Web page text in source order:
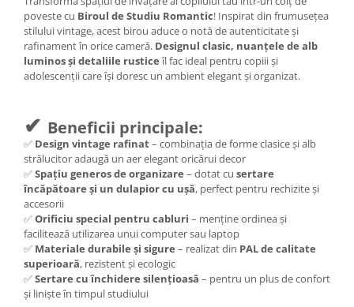
poveste cu Biroul de Studiu Romantic! Inspirat din frumusețea
stilului vintage, acest birou aduce o notă de autenticitate și
rafinament în orice cameră. Designul clasic, nuanțele de alb
luminos și detaliile rusticeîl fac ideal pentru copiii și
adolescenții care își doresc un ambient elegant și organizat.
✔ Beneficii principale:
✅ Design vintage rafinat– combinația de forme clasice și alb
strălucitor adaugă un aer elegant oricărui decor
✅Spațiu generos de organizare – dotat cu sertare
încăpătoare și un dulapior cu ușă, perfect pentru rechizite și
accesorii
✅Orificiu special pentru cabluri – menține ordinea și
facilitează utilizarea unui computer sau laptop
✅ Materiale durabile și sigure – realizat din PAL de calitate
superioară, rezistent și ecologic
✅Sertare cu închidere silențioasă – pentru un plus de confort
și liniște în timpul studiului